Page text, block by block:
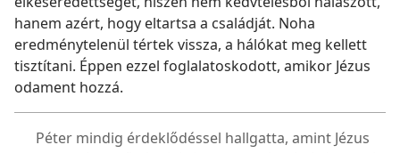
hanem azért, hogy eltartsa a családját. Noha
eredménytelenül tértek vissza, a hálókat meg kellett
tisztítani. Éppen ezzel foglalatoskodott, amikor Jézus
odament hozzá.
Péter mindig érdeklődéssel hallgatta, amint Jézus